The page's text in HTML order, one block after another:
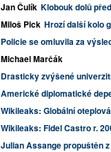
Jan Čulík Klobouk dolů
Miloš Pick Hrozí další kolo
Policie se omluvila za
Michael Marčák
Drasticky zvýšené
Americké diplomatické
Wikileaks: Globální
Wikileaks: Fidel Castro r.
Julian Assange propuštěn